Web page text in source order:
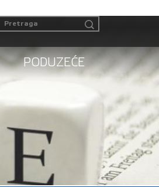
PODUZEĆE